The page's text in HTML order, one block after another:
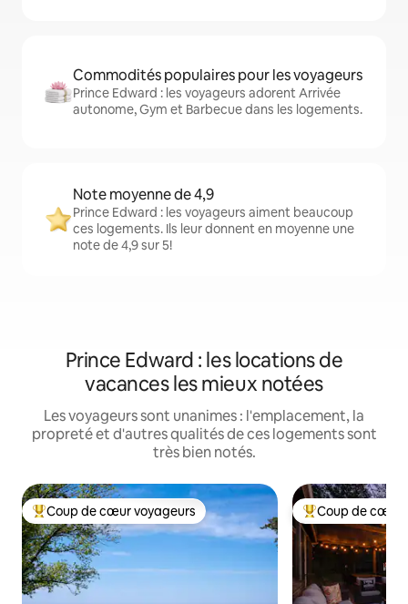
Commodités populaires pour les voyageurs
Prince Edward : les voyageurs adorent Arrivée
autonome, Gym et Barbecue dans les logements.
Note moyenne de 4,9
Prince Edward : les voyageurs aiment beaucoup
ces logements. Ils leur donnent en moyenne une
note de 4,9 sur 5!
Prince Edward : les locations de
vacances les mieux notées
Les voyageurs sont unanimes : l'emplacement, la
propreté et d'autres qualités de ces logements sont
très bien notés.
Coup de cœur voyageurs parmi les plus aimés
Coup de cœur voyageurs Coup de cœur
Coup de cœur